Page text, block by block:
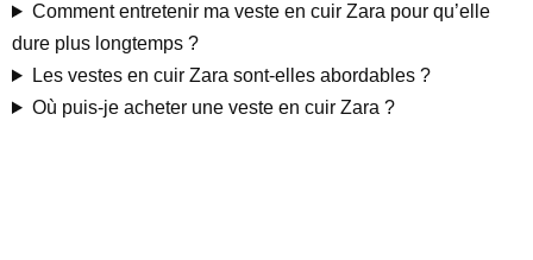
Comment entretenir ma veste en cuir Zara pour qu’elle
dure plus longtemps ?
Les vestes en cuir Zara sont-elles abordables ?
Où puis-je acheter une veste en cuir Zara ?